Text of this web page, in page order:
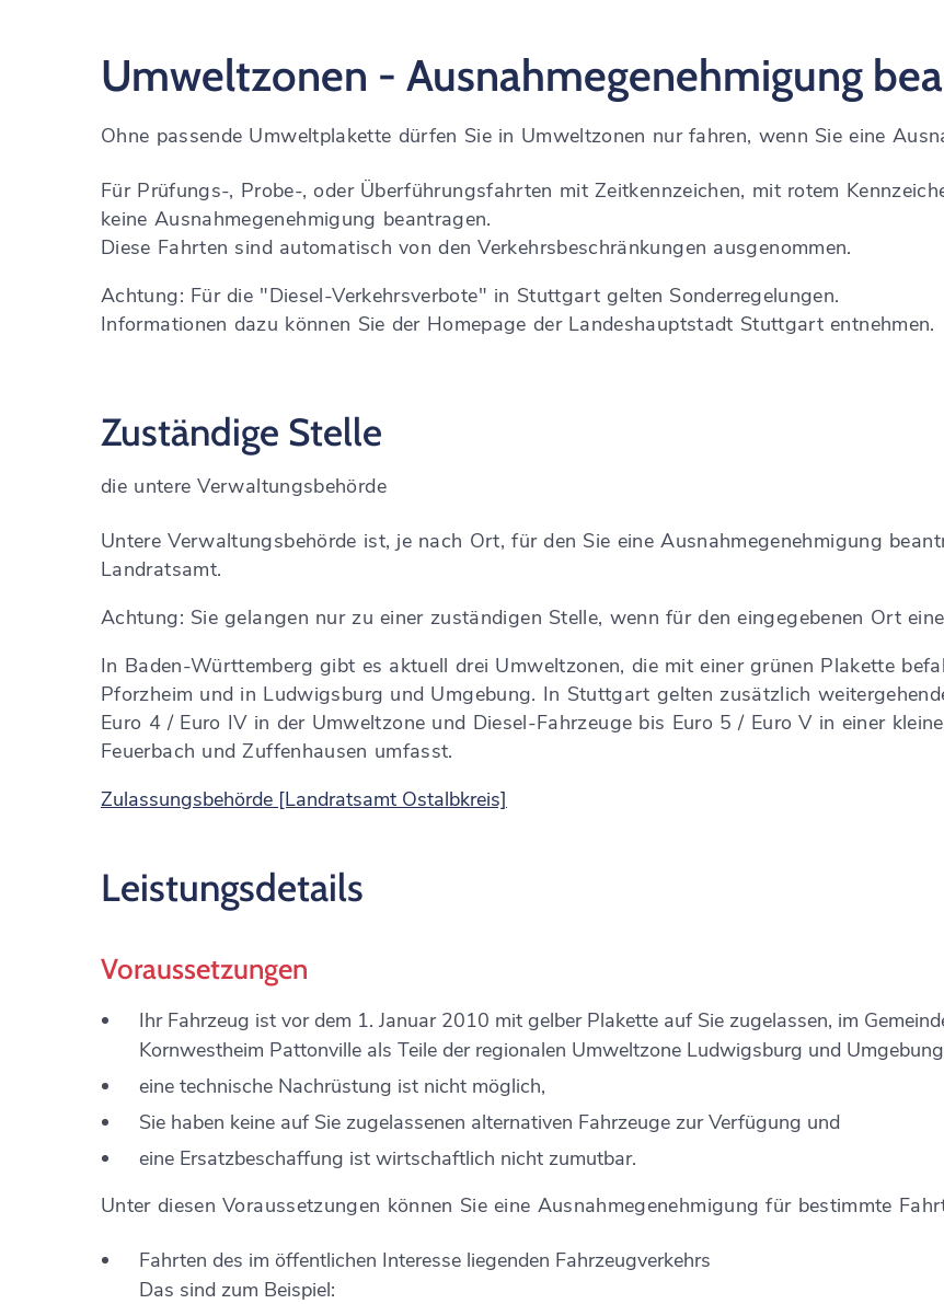
Umweltzonen - Ausnahmegenehmigung
Ohne passende Umweltplakette dürfen Sie in Umweltzonen nur fahren, wenn Sie eine
Für Prüfungs-, Probe-, oder Überführungsfahrten mit Zeitkennzeichen, mit rotem
keine Ausnahmegenehmigung beantragen.
Diese Fahrten sind automatisch von den Verkehrsbeschränkungen ausgenommen.
Achtung: Für die "Diesel-Verkehrsverbote" in Stuttgart gelten Sonderregelungen.
Informationen dazu können Sie der Homepage der Landeshauptstadt Stuttgart entnehmen.
Zuständige Stelle
die untere Verwaltungsbehörde
Untere Verwaltungsbehörde ist, je nach Ort, für den Sie eine Ausnahmegenehmigung
Landratsamt.
Achtung: Sie gelangen nur zu einer zuständigen Stelle, wenn für den eingegebenen Ort
In Baden-Württemberg gibt es aktuell drei Umweltzonen, die mit einer grünen Plakette
Pforzheim und in Ludwigsburg und Umgebung. In Stuttgart gelten zusätzlich
Euro 4 / Euro IV in der Umweltzone und Diesel-Fahrzeuge bis Euro 5 / Euro V in einer
Feuerbach und Zuffenhausen umfasst.
Zulassungsbehörde [Landratsamt Ostalbkreis]
Leistungsdetails
Voraussetzungen
Ihr Fahrzeug ist vor dem 1. Januar 2010 mit gelber Plakette auf Sie zugelassen, im
Kornwestheim Pattonville als Teile der regionalen Umweltzone Ludwigsburg und
eine technische Nachrüstung ist nicht möglich,
Sie haben keine auf Sie zugelassenen alternativen Fahrzeuge zur Verfügung und
eine Ersatzbeschaffung ist wirtschaftlich nicht zumutbar.
Unter diesen Voraussetzungen können Sie eine Ausnahmegenehmigung für bestimmte
Fahrten des im öffentlichen Interesse liegenden Fahrzeugverkehrs
Das sind zum Beispiel: